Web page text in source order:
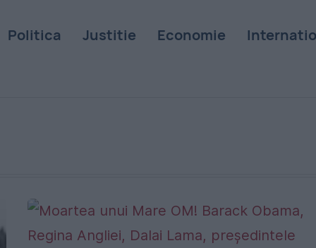
Politica Justitie Economie